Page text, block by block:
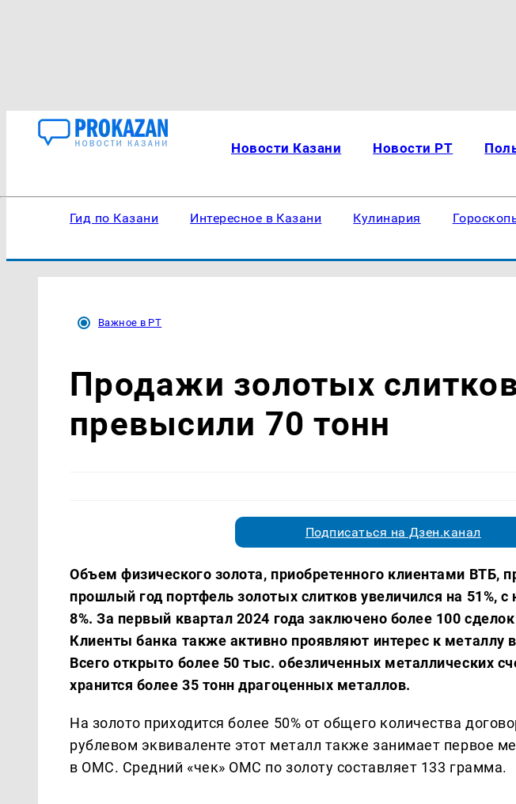
Новости Казани Новости РТ
Гид по Казани Интересное в Казани Кулинария
Важное в РТ
Продажи золотых
превысили 70 тонн
Подписаться на Дзен.канал
Объем физического золота, приобретенного клиентами ВТБ,
прошлый год портфель золотых слитков увеличился на 51%, с
8%. За первый квартал 2024 года заключено более 100
Клиенты банка также активно проявляют интерес к металлу
Всего открыто более 50 тыс. обезличенных металлических
хранится более 35 тонн драгоценных металлов.
На золото приходится более 50% от общего количества
рублевом эквиваленте этот металл также занимает первое
в ОМС. Средний «чек» ОМС по золоту составляет 133 грамма.